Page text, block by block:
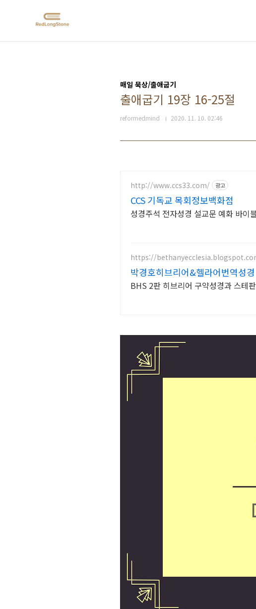
매일 묵상/출애굽기
출애굽기 19장 16-25절
reformedmind 2020. 11. 10. 02:46
http://www.ccs33.com/ 광고
CCS 기독교 목회정보백화점
성경주석 전자성경 설교문 예화 바이
https://
박경호히브리어&헬라어번역성경
BHS 2판 히브리어 구약성경과 스테